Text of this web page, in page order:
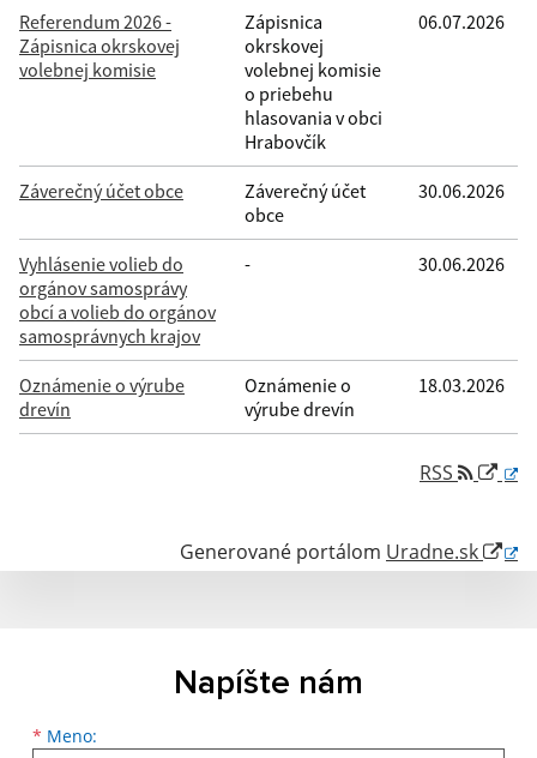
Referendum 2026 -
Zápisnica okrskovej
volebnej komisie
Zápisnica
okrskovej
volebnej komisie
o priebehu
hlasovania v obci
Hrabovčík
06.07.2026
Záverečný účet obce
Záverečný účet
obce
30.06.2026
Vyhlásenie volieb do
orgánov samosprávy
obcí a volieb do orgánov
samosprávnych krajov
- 30.06.2026
Oznámenie o výrube
drevín
Oznámenie o
výrube drevín
18.03.2026
RSS
Generované portálom Uradne.sk
Napíšte nám
* Meno:
Meno
Priezvisko
E-mailová adresa